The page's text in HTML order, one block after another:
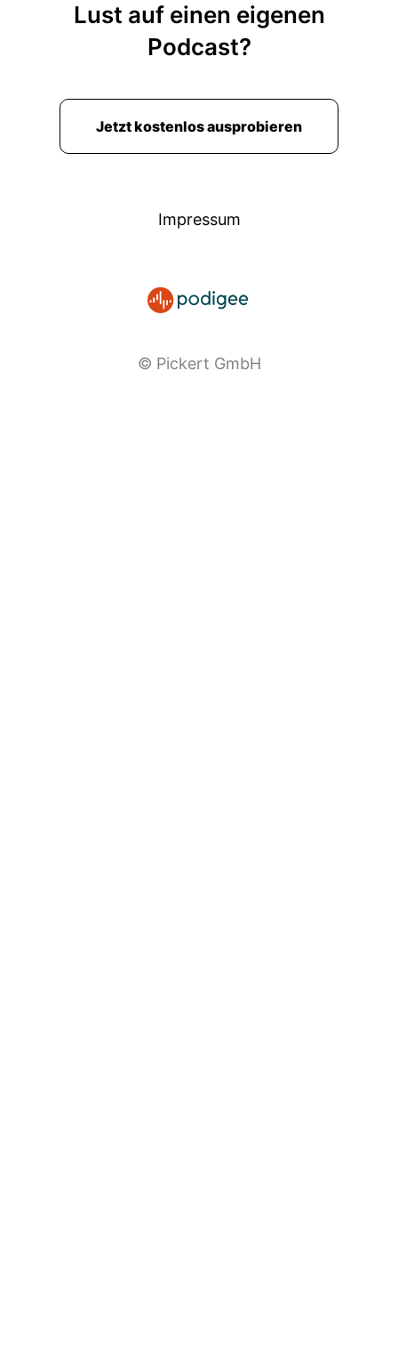
Lust auf einen eigenen
Podcast?
Jetzt kostenlos ausprobieren
Impressum
© Pickert GmbH